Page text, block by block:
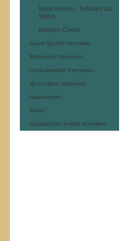
Malte Prieser - Schwarz auf
Weiss
Babylon Circus
Sound System Interviews
Webmaster Interviews
Festivalmacher Interviews
Verschollene Interviews
Hausarbeiten
Artikel
Gastautoren / kreativ schreiben